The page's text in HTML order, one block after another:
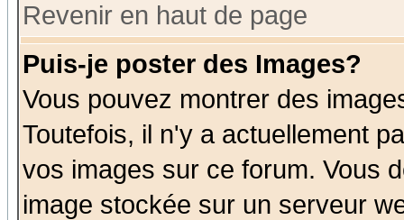
Revenir en haut de page
Puis-je poster des Images?
Vous pouvez montrer des
Toutefois, il n'y a actuellement
vos images sur ce forum. Vous
image stockée sur un serveur